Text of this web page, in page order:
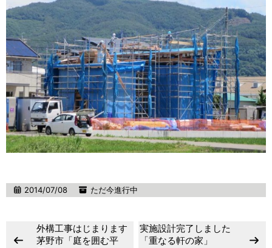
2014/07/08 ただ今進行中
外構工事はじまります
茅野市「庭を囲む平
実施設計完了しました
「重なる軒の家」